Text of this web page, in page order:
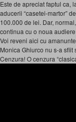
Este de apreciat faptul ca,
aducerii “casetei-martor”
100.000 de lei. Dar,
continua cu o noua
Voi reveni aici cu
Monica Ghiurco nu s-a
Cenzura! O cenzura